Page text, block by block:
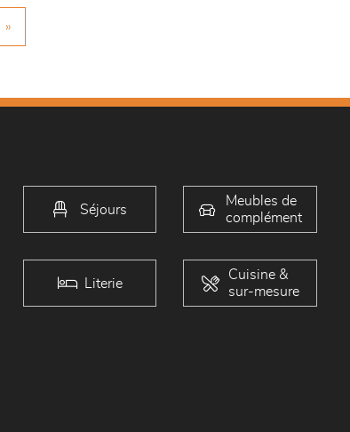
»
Séjours
Meubles de
complément
Literie
Cuisine &
sur-mesure